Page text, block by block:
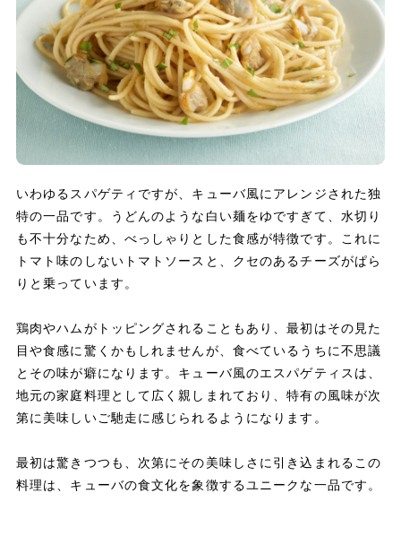
いわゆるスパゲティですが、キューバ風にアレンジされた独
特の一品です。うどんのような白い麺をゆですぎて、水切り
も不十分なため、べっしゃりとした食感が特徴です。これに
トマト味のしないトマトソースと、クセのあるチーズがぱら
りと乗っています。
鶏肉やハムがトッピングされることもあり、最初はその見た
目や食感に驚くかもしれませんが、食べているうちに不思議
とその味が癖になります。キューバ風のエスパゲティスは、
地元の家庭料理として広く親しまれており、特有の風味が次
第に美味しいご馳走に感じられるようになります。
最初は驚きつつも、次第にその美味しさに引き込まれるこの
料理は、キューバの食文化を象徴するユニークな一品です。